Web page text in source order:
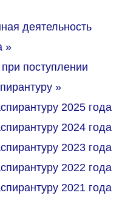
деятельность
»
поступлении
»
2025 года
2024 года
2023 года
2022 года
2021 года